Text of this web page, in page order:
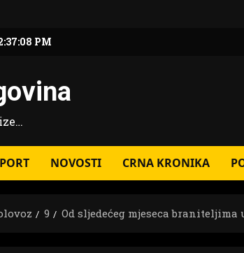
PM
NOVOSTI CRNA KRONIKA
9 Od sljedećeg mjeseca